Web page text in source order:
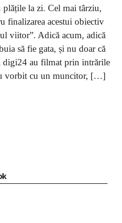
la zi. Cel mai târziu,
finalizarea acestui obiectiv
viitor”. Adică acum, adică
să fie gata, și nu doar că
digi24 au filmat prin intrările
vorbit cu un muncitor, […]